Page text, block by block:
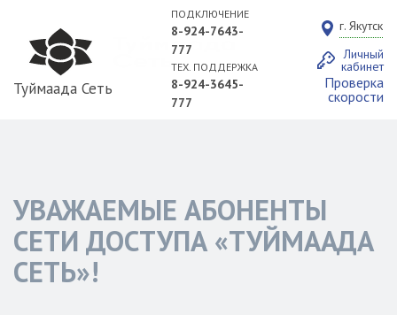
Туймаада Сеть
ПОДКЛЮЧЕНИЕ
8-924-7643-
777
ТЕХ. ПОДДЕРЖКА
8-924-3645-
777
г. Якутск
Личный
кабинет
Проверка
скорости
УВАЖАЕМЫЕ АБОНЕНТЫ
СЕТИ ДОСТУПА «ТУЙМААДА
СЕТЬ»!